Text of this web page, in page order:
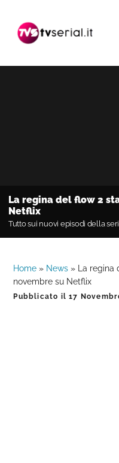
navigazione
contenuto
barra
primaria
La regina del flow 2
Netflix
Tutto sui nuovi episodi della
Home » News »
La
novembre su Netflix
Pubblicato il17